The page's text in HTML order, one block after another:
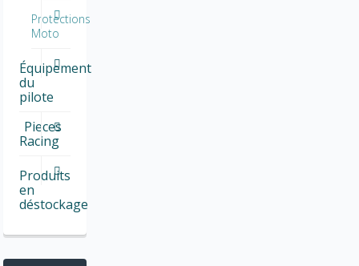
Protections
Moto
Équipement
du
pilote
Pieces
Racing
Produits
en
déstockage